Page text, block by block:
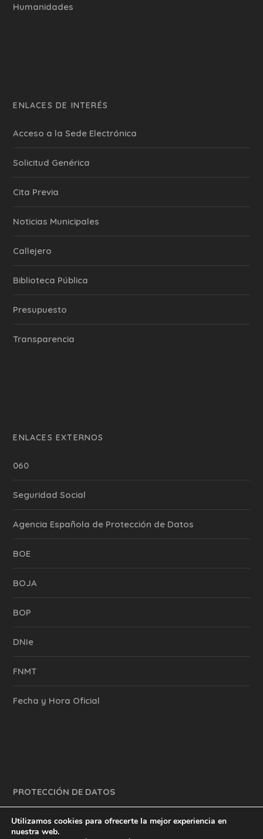
Humanidades
ENLACES DE INTERÉS
Acceso a la Sede Electrónica
Solicitud Genérica
Cita Previa
‎Noticias Municipales
Callejero
Biblioteca Pública
Presupuesto
Transparencia
ENLACES EXTERNOS
060
Seguridad Social
Agencia Española de Protección de Datos
BOE
BOJA
BOP
DNIe
FNMT
Fecha y Hora Oficial
PROTECCIÓN DE DATOS
Utilizamos cookies para ofrecerte la mejor experiencia en
nuestra web.